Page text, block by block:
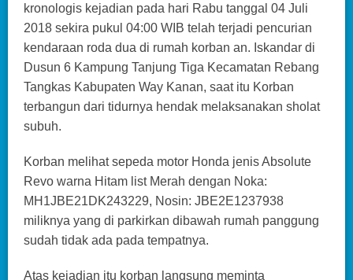
kronologis kejadian pada hari Rabu tanggal 04 Juli
2018 sekira pukul 04:00 WIB telah terjadi pencurian
kendaraan roda dua di rumah korban an. Iskandar di
Dusun 6 Kampung Tanjung Tiga Kecamatan Rebang
Tangkas Kabupaten Way Kanan, saat itu Korban
terbangun dari tidurnya hendak melaksanakan sholat
subuh.
Korban melihat sepeda motor Honda jenis Absolute
Revo warna Hitam list Merah dengan Noka:
MH1JBE21DK243229, Nosin: JBE2E1237938
miliknya yang di parkirkan dibawah rumah panggung
sudah tidak ada pada tempatnya.
Atas kejadian itu korban langsung meminta